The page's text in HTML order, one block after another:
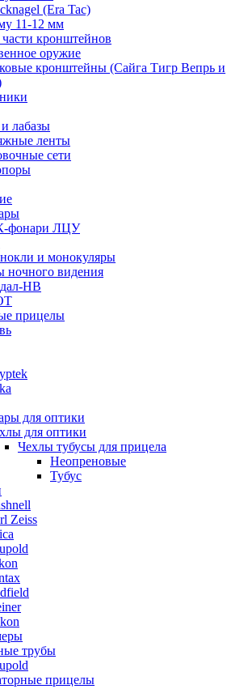
(Era Tac)
11-12 мм
кронштейнов
оружие
кронштейны (Сайга Тигр Вепрь и
лабазы
ленты
сети
фонари ЛЦУ
и монокуляры
ночного видения
НВ
прицелы
для оптики
для оптики
Чехлы тубусы для прицела
Неопреновые
Тубус
Zeiss
трубы
прицелы